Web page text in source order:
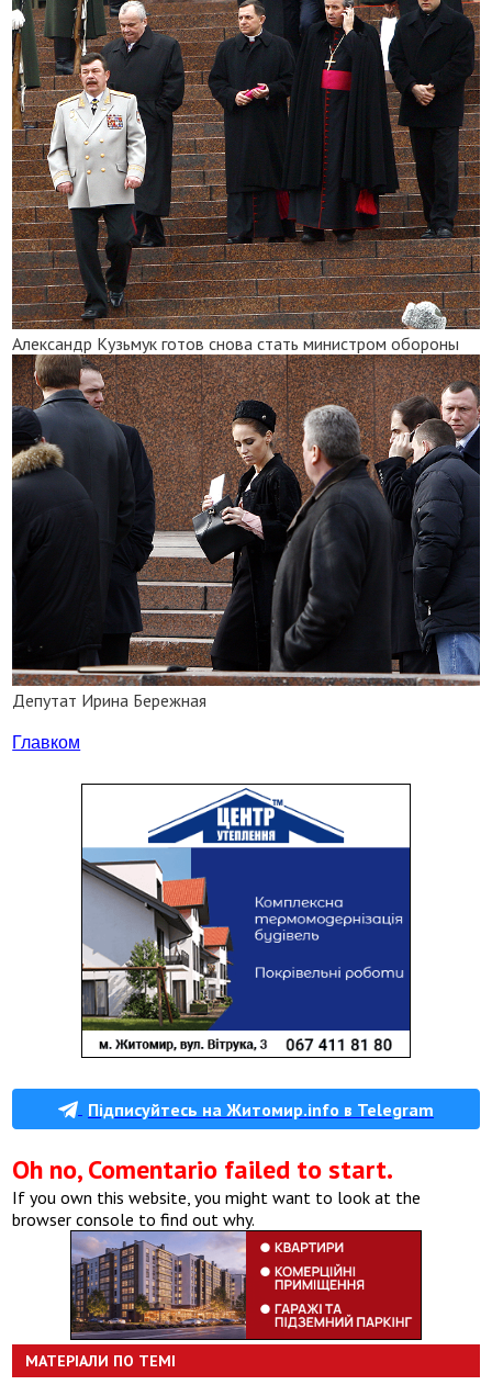
Александр Кузьмук готов снова стать министром обороны
Депутат Ирина Бережная
Главком
Підписуйтесь на Житомир.info в Telegram
Oh no, Comentario failed to start.
If you own this website, you might want to look at the
browser console to find out why.
МАТЕРІАЛИ ПО ТЕМІ